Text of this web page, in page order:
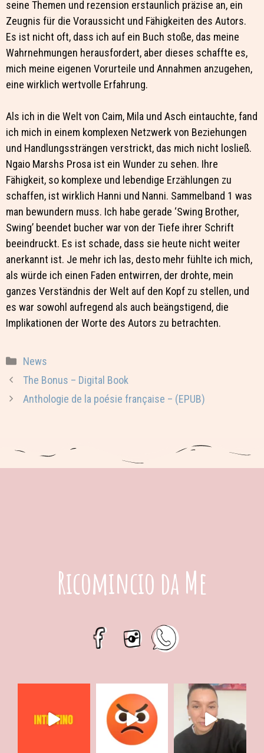
seine Themen und rezension erstaunlich präzise an, ein
Zeugnis für die Voraussicht und Fähigkeiten des Autors.
Es ist nicht oft, dass ich auf ein Buch stoße, das meine
Wahrnehmungen herausfordert, aber dieses schaffte es,
mich meine eigenen Vorurteile und Annahmen anzugehen,
eine wirklich wertvolle Erfahrung.
Als ich in die Welt von Caim, Mila und Asch eintauchte, fand
ich mich in einem komplexen Netzwerk von Beziehungen
und Handlungssträngen verstrickt, das mich nicht losließ.
Ngaio Marshs Prosa ist ein Wunder zu sehen. Ihre
Fähigkeit, so komplexe und lebendige Erzählungen zu
schaffen, ist wirklich Hanni und Nanni. Sammelband 1 was
man bewundern muss. Ich habe gerade ‘Swing Brother,
Swing’ beendet bucher war von der Tiefe ihrer Schrift
beeindruckt. Es ist schade, dass sie heute nicht weiter
anerkannt ist. Je mehr ich las, desto mehr fühlte ich mich,
als würde ich einen Faden entwirren, der drohte, mein
ganzes Verständnis der Welt auf den Kopf zu stellen, und
es war sowohl aufregend als auch beängstigend, die
Implikationen der Worte des Autors zu betrachten.
Categorie
News
The Bonus – Digital Book
Anthologie de la poésie française – (EPUB)
Ricomincio da Me